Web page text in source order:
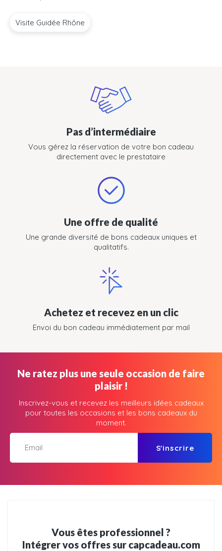
Visite Guidée Rhône
Pas d’intermédiaire
Vous gérez la réservation de votre bon cadeau
directement avec le prestataire
Une offre de qualité
Une grande diversité de bons cadeaux uniques et
qualitatifs.
Achetez et recevez en un clic
Envoi du bon cadeau immédiatement par mail
Ne ratez plus une seule occasion de faire
plaisir !
Inscrivez-vous et recevez les meilleurs idées cadeaux
pour toutes les occasions et les bons cadeaux du
moment.
S'inscrire
Vous êtes professionnel ?
Intégrer vos offres sur capcadeau.com